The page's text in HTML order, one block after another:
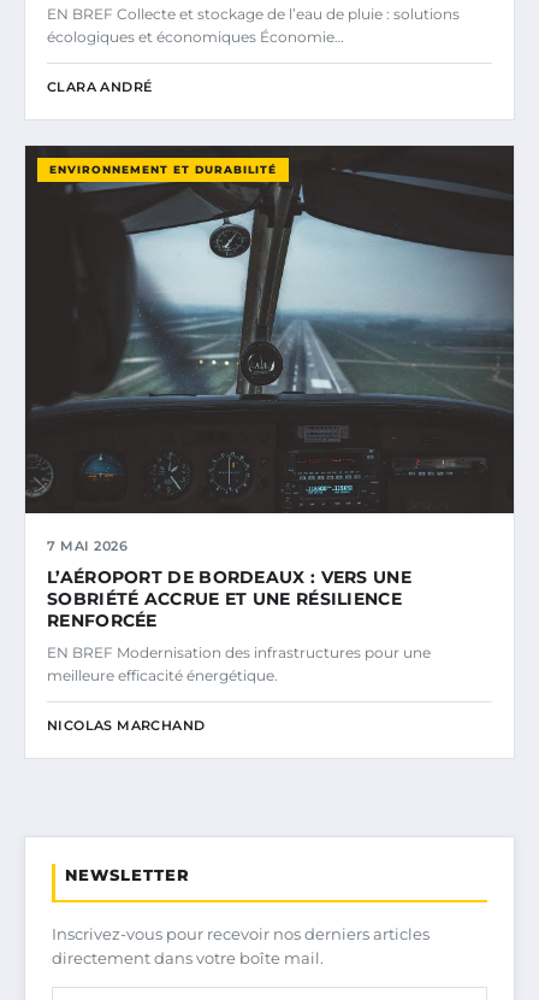
EN BREF Collecte et stockage de l’eau de pluie : solutions
écologiques et économiques Économie…
CLARA ANDRÉ
ENVIRONNEMENT ET DURABILITÉ
7 MAI 2026
L’AÉROPORT DE BORDEAUX : VERS UNE
SOBRIÉTÉ ACCRUE ET UNE RÉSILIENCE
RENFORCÉE
EN BREF Modernisation des infrastructures pour une
meilleure efficacité énergétique.
NICOLAS MARCHAND
NEWSLETTER
Inscrivez-vous pour recevoir nos derniers articles
directement dans votre boîte mail.